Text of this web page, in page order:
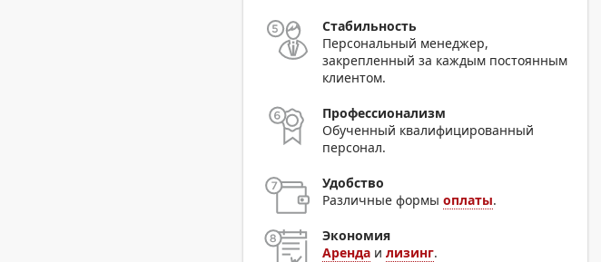
Стабильность
Персональный менеджер,
закрепленный за каждым постоянным
клиентом.
Профессионализм
Обученный квалифицированный
персонал.
Удобство
Различные формыоплаты.
Экономия
Аренда илизинг.